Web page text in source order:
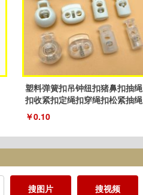
塑料弹簧扣吊钟纽扣猪鼻扣抽绳
扣收紧扣定绳扣穿绳扣松紧抽绳
扣子
￥0.10
搜图片 搜视频